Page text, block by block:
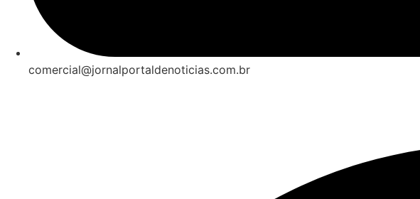
comercial@jornalportaldenoticias.com.br